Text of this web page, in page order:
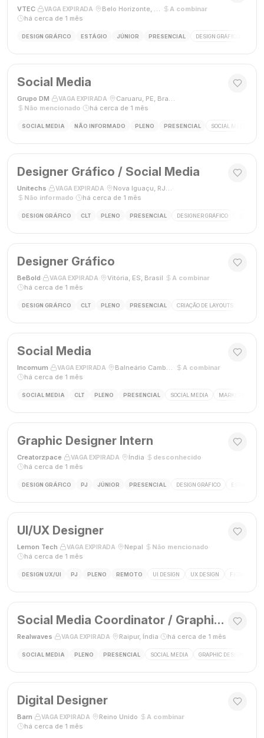
VTEC VAGA EXPIRADA Belo Horizonte, MG A combinar·
há cerca de 1 mês
DESIGN GRÁFICO ESTÁGIO JÚNIOR PRESENCIAL DESIGN GRÁFICO
Social Media
Grupo DM VAGA EXPIRADA Caruaru, PE, Brasil
Não mencionado
há cerca de 1 mês
SOCIAL MEDIA NÃO INFORMADO PLENO PRESENCIAL SOCIAL MEDIA
Designer Gráfico / Social Media
Unitechs VAGA EXPIRADA Nova Iguaçu, RJ, Brasil
Não informado
há cerca de 1 mês
DESIGN GRÁFICO CLT PLENO PRESENCIAL DESIGNER GRÁFICO
Designer Gráfico
BeBold VAGA EXPIRADA Vitória, ES, Brasil A combinar·
há cerca de 1 mês
DESIGN GRÁFICO CLT PLENO PRESENCIAL CRIAÇÃO DE LAYOUTS
Social Media
Incomum VAGA EXPIRADA Balneário Camboriú, SC A combinar·
há cerca de 1 mês
SOCIAL MEDIA CLT PLENO PRESENCIAL SOCIAL MEDIA MARKETING
Graphic Designer Intern
Creatorzpace VAGA EXPIRADA Índia desconhecido
há cerca de 1 mês
DESIGN GRÁFICO PJ JÚNIOR PRESENCIAL DESIGN GRÁFICO ESTÁGIO
UI/UX Designer
Lemon Tech VAGA EXPIRADA Nepal Não mencionado
há cerca de 1 mês
DESIGN UX/UI PJ PLENO REMOTO UI DESIGN UX DESIGN FIGMA
Social Media Coordinator / Graphic Designer
Realwaves VAGA EXPIRADA Raipur, Índia há cerca de 1 mês
SOCIAL MEDIA PLENO PRESENCIAL SOCIAL MEDIA GRAPHIC DESIGN
Digital Designer
Barn VAGA EXPIRADA Reino Unido A combinar·
há cerca de 1 mês